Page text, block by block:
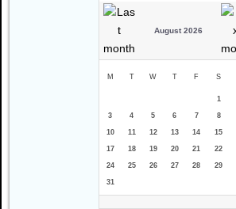
August 2026
M T W T F S
1
3 4 5 6 7 8
10 11 12 13 14 15
17 18 19 20 21 22
24 25 26 27 28 29
31